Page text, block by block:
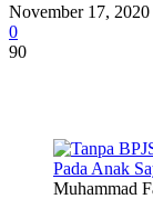
November 17, 2020
0
90
Muhammad